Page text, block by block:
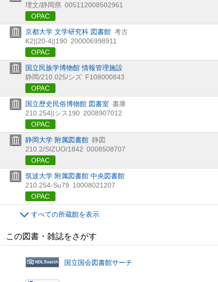
埋文/静岡県 005112008502961
OPAC
京都大学 文学研究科 図書館 考古
K2||20-4||190 200006998911
OPAC
国立民族学博物館 情報管理施設
静岡/210.025/シズ F108000843
OPAC
国立歴史民俗博物館 図書室 書庫
210.254||シス190 2008907012
OPAC
静岡大学 附属図書館 静図
210.2/SIZUO/1842 0008508707
OPAC
筑波大学 附属図書館 中央図書館
210.254-Su79 10008021207
OPAC
すべての所蔵館を表示
この図書・雑誌をさがす
国立国会図書館サーチ